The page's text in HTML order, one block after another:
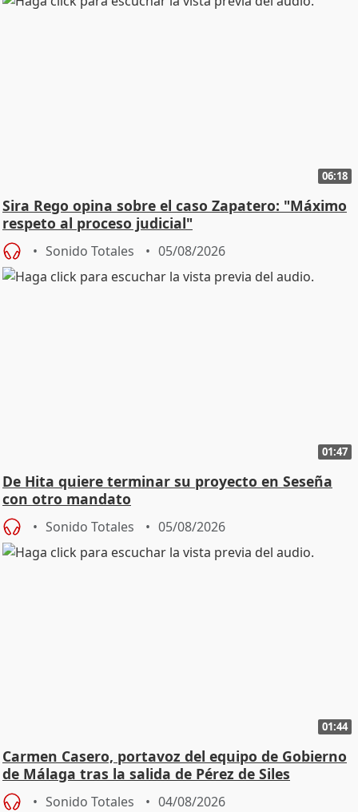
06:18
Sira Rego opina sobre el caso Zapatero: "Máximo
respeto al proceso judicial"
Sonido Totales 05/08/2026
01:47
De Hita quiere terminar su proyecto en Seseña
con otro mandato
Sonido Totales 05/08/2026
01:44
Carmen Casero, portavoz del equipo de Gobierno
de Málaga tras la salida de Pérez de Siles
Sonido Totales 04/08/2026